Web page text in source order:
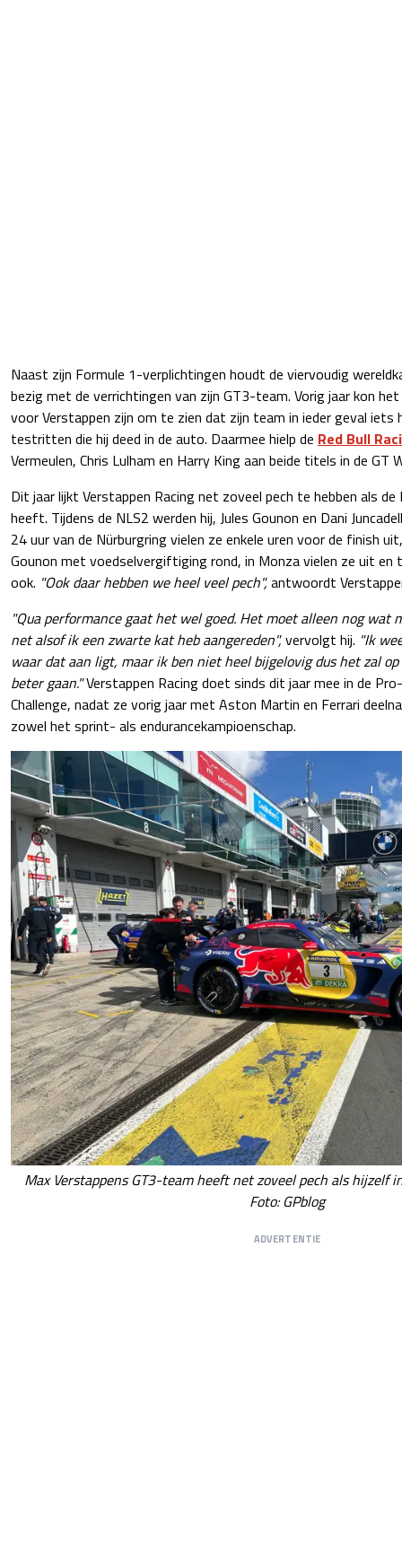
Naast zijn Formule 1-verplichtingen houdt de viervoudig
bezig met de verrichtingen van zijn GT3-team. Vorig jaar kon
voor Verstappen zijn om te zien dat zijn team in ieder geval iets
testritten die hij deed in de auto. Daarmee hielp de Red Bull
Vermeulen, Chris Lulham en Harry King aan beide titels in de GT
Dit jaar lijkt Verstappen Racing net zoveel pech te hebben als
heeft. Tijdens de NLS2 werden hij, Jules Gounon en Dani
24 uur van de Nürburgring vielen ze enkele uren voor de finish
Gounon met voedselvergiftiging rond, in Monza vielen ze uit en
ook. "Ook daar hebben we heel veel pech",antwoordt
"Qua performance gaat het wel goed. Het moet alleen nog wat
net alsof ik een zwarte kat heb aangereden",vervolgt hij. "Ik
waar dat aan ligt, maar ik ben niet heel bijgelovig dus het zal
beter gaan."Verstappen Racing doet sinds dit jaar mee in de
Challenge, nadat ze vorig jaar met Aston Martin en Ferrari
zowel het sprint- als endurancekampioenschap.
Max Verstappens GT3-team heeft net zoveel pech als hijzelf
Foto: GPblog
ADVERTENTIE